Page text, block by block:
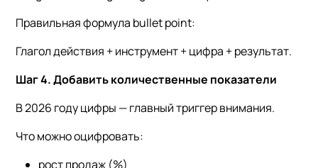
Правильная формула bullet point:
Глагол действия + инструмент + цифра + результат.
Шаг 4. Добавить количественные показатели
В 2026 году цифры — главный триггер внимания.
Что можно оцифровать:
рост продаж (%)